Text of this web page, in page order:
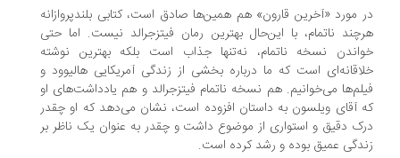
مورد «آخرین قارون» هم همین‌ها صادق است، کتابی بلندپروازانه
ناتمام، با این‌حال بهترین رمان فیتزجرالد نیست. اما حتی
نسخه ناتمام، نه‌تنها جذاب است بلکه بهترین نوشته
است که ما درباره بخشی از زندگی آمریکایی هالیوود و
می‌خوانیم. هم نسخه ناتمام فیتزجرالد و هم یادداشت‌های او
آقای ویلسون به داستان افزوده است، نشان می‌دهد که او چقدر
دقیق و استواری از موضوع داشت و چقدر به عنوان یک ناظر بر
عمیق بوده و رشد کرده است.